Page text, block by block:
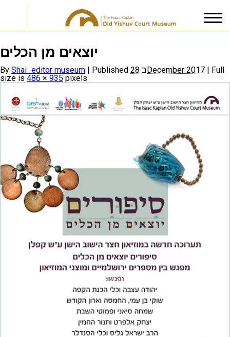
I accept the
יוצאים מן הכלים
By Shai_editor museum | Published 28 בDecember 2017 | Full
size is 486 × 935 pixels